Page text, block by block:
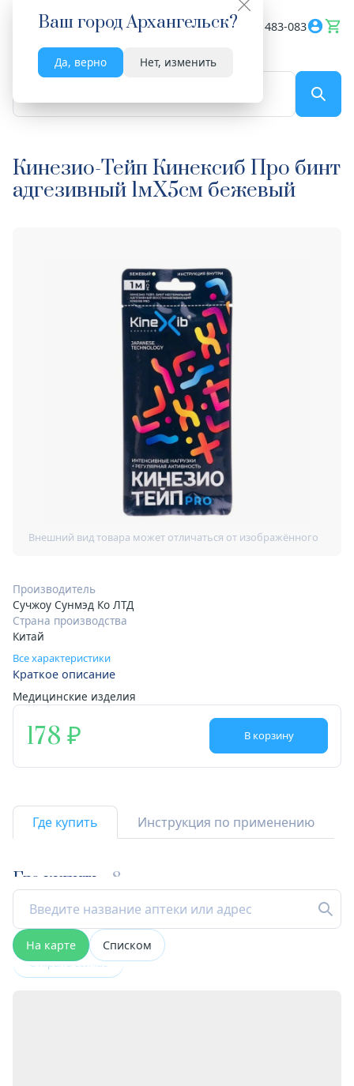
Ваш городАрхангельск?
Да, верно Нет, изменить
Весь сайт 8182 483-083
Кинезио-Тейп Кинексиб Про бинт
адгезивный 1мX5см бежевый
Производитель
Сучжоу Сунмэд Ко ЛТД
Страна производства
Китай
Все характеристики
Краткое описание
Медицинские изделия
178 В корзину
Где купить Инструкция по применению
Где купить 8
На карте Списком
Открыта сейчас